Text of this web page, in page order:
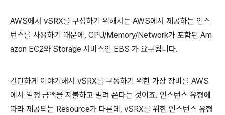
AWS에서 vSRX를 구성하기 위해서는 AWS에서 제공하는 인스
턴스를 사용하기 때문에, CPU/Memory/Network가 포함된 Am
azon EC2와 Storage 서비스인 EBS 가 요구됩니다.
간단하게 이야기해서 vSRX를 구동하기 위한 가상 장비를 AWS
에서 일정 금액을 지불하고 빌려 쓴다는 것이죠. 인스턴스 유형에
따라 제공되는 Resource가 다른데, vSRX를 위한 인스턴스 유형